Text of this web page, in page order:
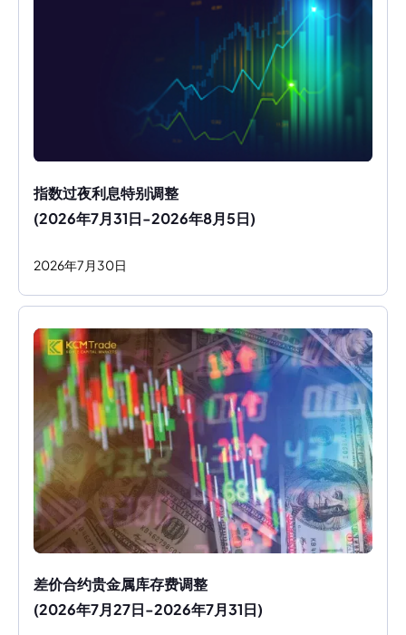
指数过夜利息特别调整
(2026年7月31日-2026年8月5日)
2026年7 月 30日
差价合约贵金属库存费调整
(2026年7月27日-2026年7月31日)